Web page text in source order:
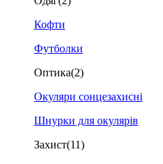
Кофти
Футболки
Оптика(2)
Окуляри сонцезахисні
Шнурки для окулярів
Захист(11)